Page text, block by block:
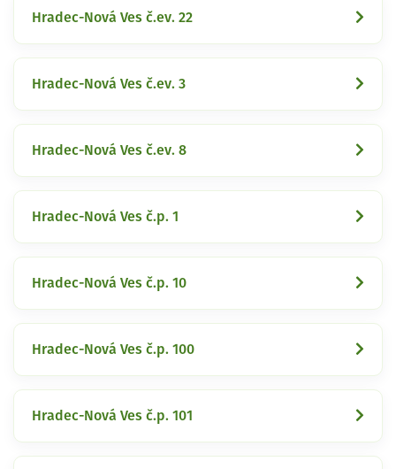
Hradec-Nová Ves č.ev. 22
Hradec-Nová Ves č.ev. 3
Hradec-Nová Ves č.ev. 8
Hradec-Nová Ves č.p. 1
Hradec-Nová Ves č.p. 10
Hradec-Nová Ves č.p. 100
Hradec-Nová Ves č.p. 101